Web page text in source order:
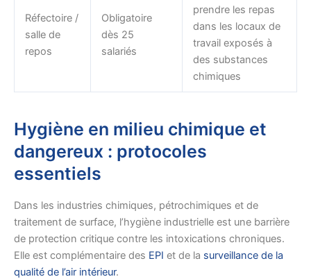
Réfectoire /
salle de
repos
Obligatoire
dès 25
salariés
prendre les repas
dans les locaux de
travail exposés à
des substances
chimiques
Hygiène en milieu chimique et
dangereux : protocoles
essentiels
Dans les industries chimiques, pétrochimiques et de
traitement de surface, l’hygiène industrielle est une barrière
de protection critique contre les intoxications chroniques.
Elle est complémentaire des EPI et de la surveillance de la
qualité de l’air intérieur.